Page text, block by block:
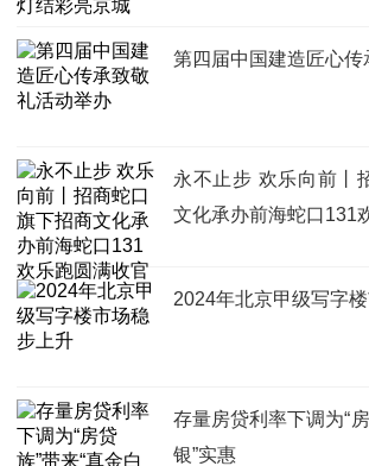
第四届中国建造匠心
永不止步 欢乐向前丨
文化承办前海蛇口131
2024年北京甲级写字
存量房贷利率下调为“
银”实惠